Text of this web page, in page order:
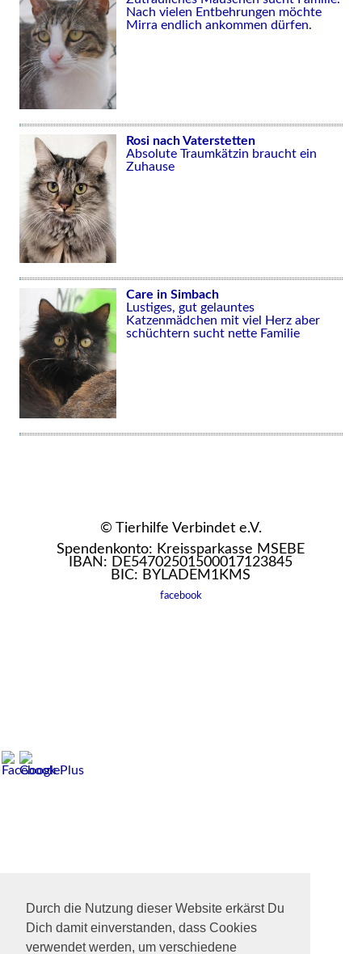
Durch die Nutzung dieser Website erkärst Du
Dich damit einverstanden, dass Cookies
verwendet werden, um verschiedene
Nach vielen Entbehrungen möchte
Mirra endlich ankommen dürfen.
Rosi nach Vaterstetten
Absolute Traumkätzin braucht ein
Zuhause
Care in Simbach
Lustiges, gut gelauntes
Katzenmädchen mit viel Herz aber
schüchtern sucht nette Familie
© Tierhilfe Verbindet e.V.
Spendenkonto: Kreissparkasse MSEBE
IBAN: DE54702501500017123845
BIC: BYLADEM1KMS
facebook